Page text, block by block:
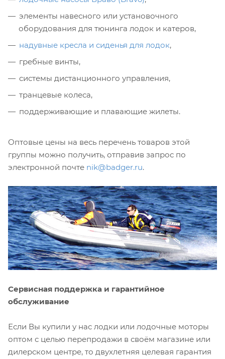
элементы навесного или установочного
оборудования для тюнинга лодок и катеров,
надувные кресла и сиденья для лодок,
гребные винты,
системы дистанционного управления,
транцевые колеса,
поддерживающие и плавающие жилеты.
Оптовые цены на весь перечень товаров этой
группы можно получить, отправив запрос по
электронной почте nik@badger.ru.
Сервисная поддержка и гарантийное
обслуживание
Если Вы купили у нас лодки или лодочные моторы
оптом с целью перепродажи в своём магазине или
дилерском центре, то двухлетняя целевая гарантия